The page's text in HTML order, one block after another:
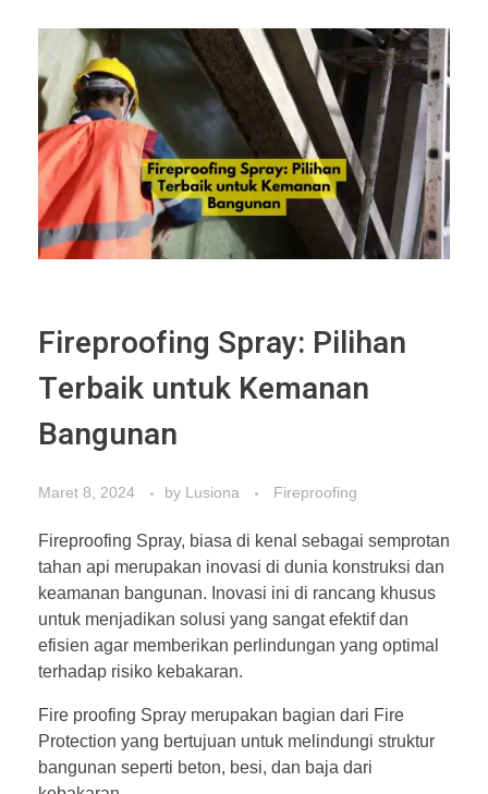
Fireproofing Spray: Pilihan
Terbaik untuk Kemanan
Bangunan
Maret 8, 2024 by Lusiona Fireproofing
Fireproofing Spray, biasa di kenal sebagai semprotan
tahan api merupakan inovasi di dunia konstruksi dan
keamanan bangunan. Inovasi ini di rancang khusus
untuk menjadikan solusi yang sangat efektif dan
efisien agar memberikan perlindungan yang optimal
terhadap risiko kebakaran.
Fire proofing Spray merupakan bagian dari Fire
Protection yang bertujuan untuk melindungi struktur
bangunan seperti beton, besi, dan baja dari